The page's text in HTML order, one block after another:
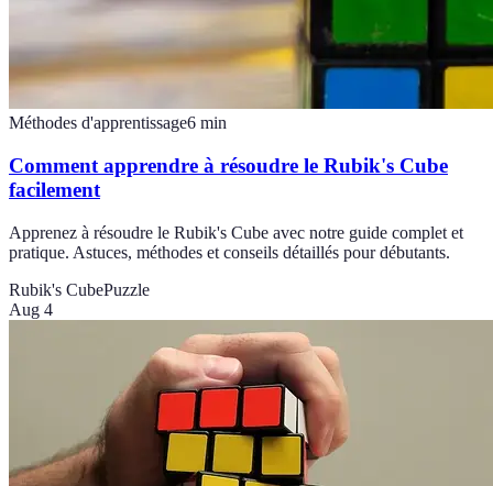
Méthodes d'apprentissage6 min
Comment apprendre à résoudre le Rubik's Cube
facilement
Apprenez à résoudre le Rubik's Cube avec notre guide complet et
pratique. Astuces, méthodes et conseils détaillés pour débutants.
Rubik's CubePuzzle
Aug 4